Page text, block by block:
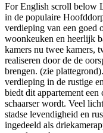
For English scroll below
in de populaire
verdieping van een goed
woonkeuken en heerlijk
kamers nu twee kamers,
realiseren door de de
brengen. (zie
verdieping in de rustige
biedt dit appartement
schaarser wordt. Veel
stadse levendigheid en
ingedeeld als